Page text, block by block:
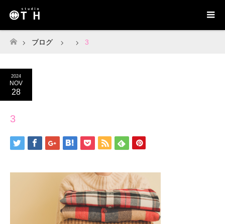
ホーム
ブログ 3
2024
NOV
28
3